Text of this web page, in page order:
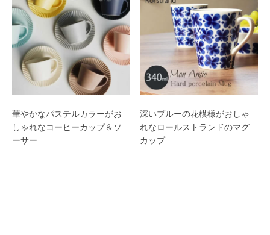
華やかなパステルカラーがお
しゃれなコーヒーカップ＆ソ
ーサー
深いブルーの花模様がおしゃ
れなロールストランドのマグ
カップ